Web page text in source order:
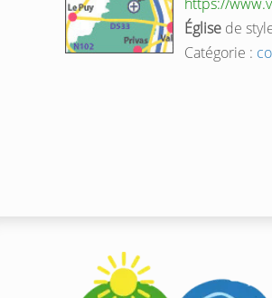
Église de
Catégorie :